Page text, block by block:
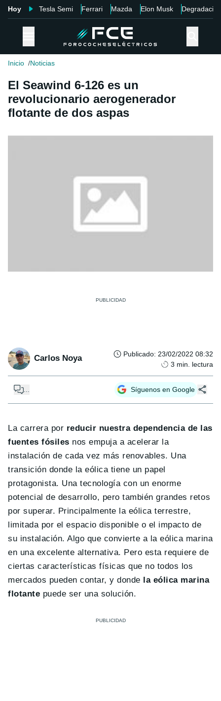
Hoy Tesla Semi Ferrari Mazda Elon Musk Degradación
Inicio Noticias
El Seawind 6-126 es un
revolucionario aerogenerador
flotante de dos aspas
Carlos Noya Publicado: 23/02/2022 08:32
3 min. lectura
Síguenos en Google
La carrera por reducir nuestra dependencia de las
fuentes fósiles nos empuja a acelerar la
instalación de cada vez más renovables. Una
transición donde la eólica tiene un papel
protagonista. Una tecnología con un enorme
potencial de desarrollo, pero también grandes retos
por superar. Principalmente la eólica terrestre,
limitada por el espacio disponible o el impacto de
su instalación. Algo que convierte a la eólica marina
en una excelente alternativa. Pero esta requiere de
ciertas características físicas que no todos los
mercados pueden contar, y donde la eólica marina
flotante puede ser una solución.